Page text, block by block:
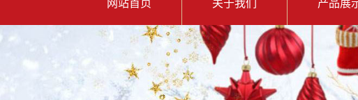
网站首页 关于我们 产品展